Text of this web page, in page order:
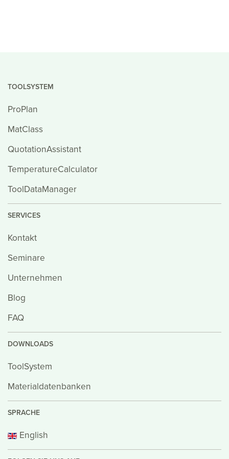
TOOLSYSTEM
ProPlan
MatClass
QuotationAssistant
TemperatureCalculator
ToolDataManager
SERVICES
Kontakt
Seminare
Unternehmen
Blog
FAQ
DOWNLOADS
ToolSystem
Materialdatenbanken
SPRACHE
English